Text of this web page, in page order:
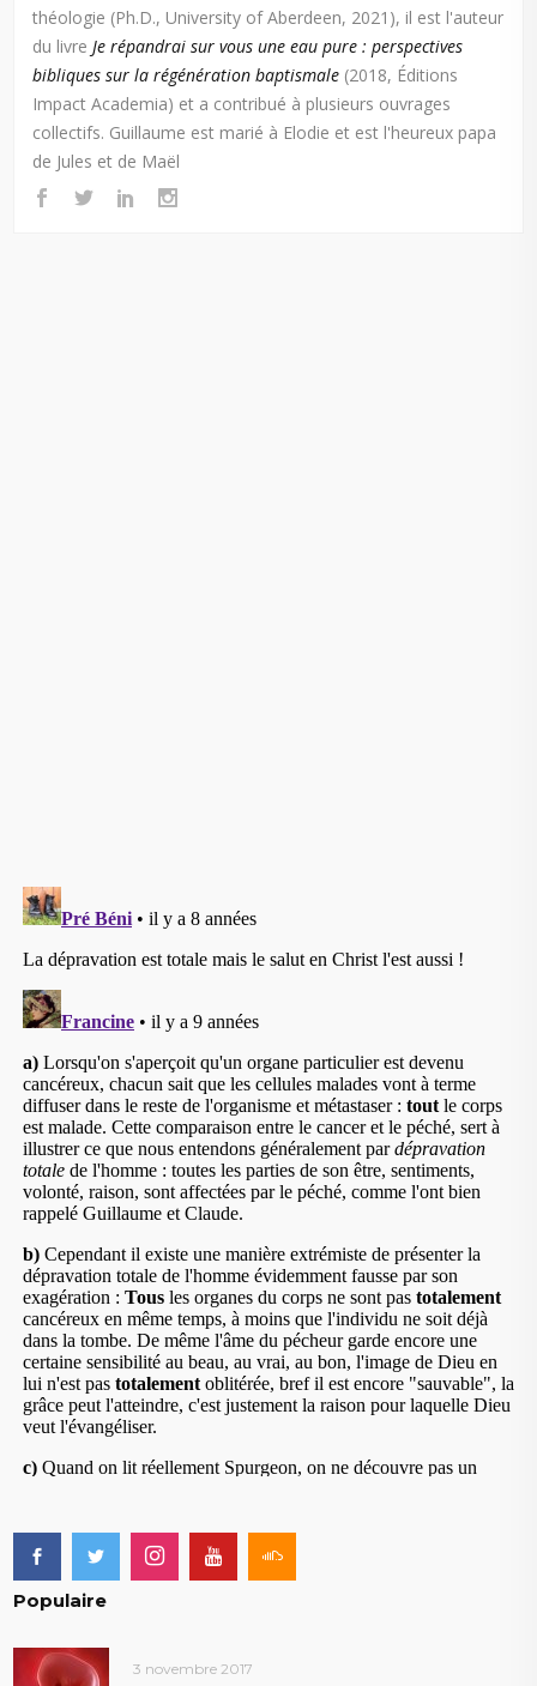
théologie (Ph.D., University of Aberdeen, 2021), il est l'auteur
du livreJe répandrai sur vous une eau pure : perspectives
bibliques sur la régénération baptismale (2018, Éditions
Impact Academia) et a contribué à plusieurs ouvrages
collectifs. Guillaume est marié à Elodie et est l'heureux papa
de Jules et de Maël
Populaire
3 novembre 2017